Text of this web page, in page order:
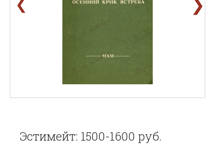
❮ ❯
Эстимейт: 1500-1600 руб.